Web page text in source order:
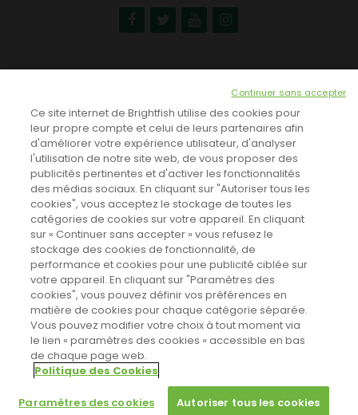
TOUTES LES NEWS
CINEVOX SUR FACEBOOK
Designed byPoids Plume
© Copyright 2011-2026, All Rights Reserved -Politique de cookies
Paramètres des cookies
Sahifa ThemeLicense is not validated, Go to the theme options
page to validate the license, You need a single license for each
domain name.
Ce site internet de Brightfish utilise des cookies pour
leur propre compte et celui de leurs partenaires afin
d'améliorer votre expérience utilisateur, d'analyser
l'utilisation de notre site web, de vous proposer des
publicités pertinentes et d'activer les fonctionnalités
des médias sociaux. En cliquant sur "Autoriser tous les
cookies", vous acceptez le stockage de toutes les
catégories de cookies sur votre appareil. En cliquant
sur « Continuer sans accepter » vous refusez le
stockage des cookies de fonctionnalité, de
performance et cookies pour une publicité ciblée sur
votre appareil. En cliquant sur "Paramètres des
cookies", vous pouvez définir vos préférences en
matière de cookies pour chaque catégorie séparée.
Vous pouvez modifier votre choix à tout moment via
le lien « paramètres des cookies » accessible en bas
de chaque page web.
Politique des Cookies
Paramètres des cookies Autoriser tous les cookies
Continuer sans accepter